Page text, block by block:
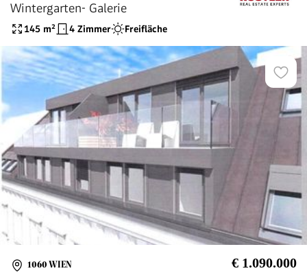
Wintergarten- Galerie
145 m² 4 Zimmer Freifläche
1060 WIEN € 1.090.000